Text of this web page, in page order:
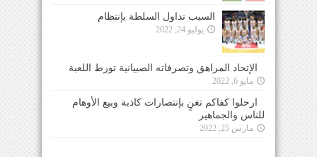
السبب تداول السلطة بإنتظام
يوليو 24, 2022
الإتحاد المراهق وتصرفاته الصبيانية تورط اللعبة
مايو 6, 2022
ارحلوا كفاكم تغنٍ بإنتصارات كاذبة وبيع الأوهام
للناس والجماهير
مارس 25, 2022